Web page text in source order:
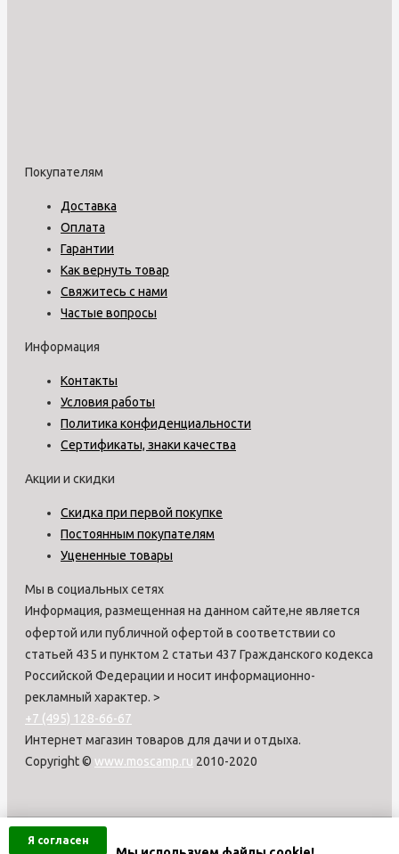
Я согласен
Покупателям
Доставка
Оплата
Гарантии
Как вернуть товар
Свяжитесь с нами
Частые вопросы
Информация
Контакты
Условия работы
Политика конфиденциальности
Сертификаты, знаки качества
Акции и скидки
Скидка при первой покупке
Постоянным покупателям
Уцененные товары
Мы в социальных сетях
Информация, размещенная на данном сайте,не является
офертой или публичной офертой в соответствии со
статьей 435 и пунктом 2 статьи 437 Гражданского кодекса
Российской Федерации и носит информационно-
рекламный характер. >
+7 (495) 128-66-67
Интернет магазин товаров для дачи и отдыха.
Copyright © www.moscamp.ru 2010-2020